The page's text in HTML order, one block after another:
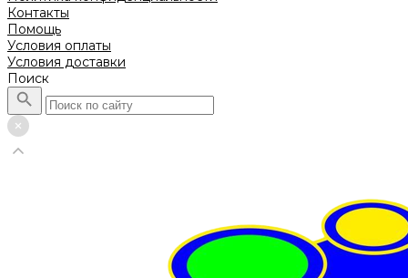
Контакты
Помощь
Условия оплаты
Условия доставки
Поиск